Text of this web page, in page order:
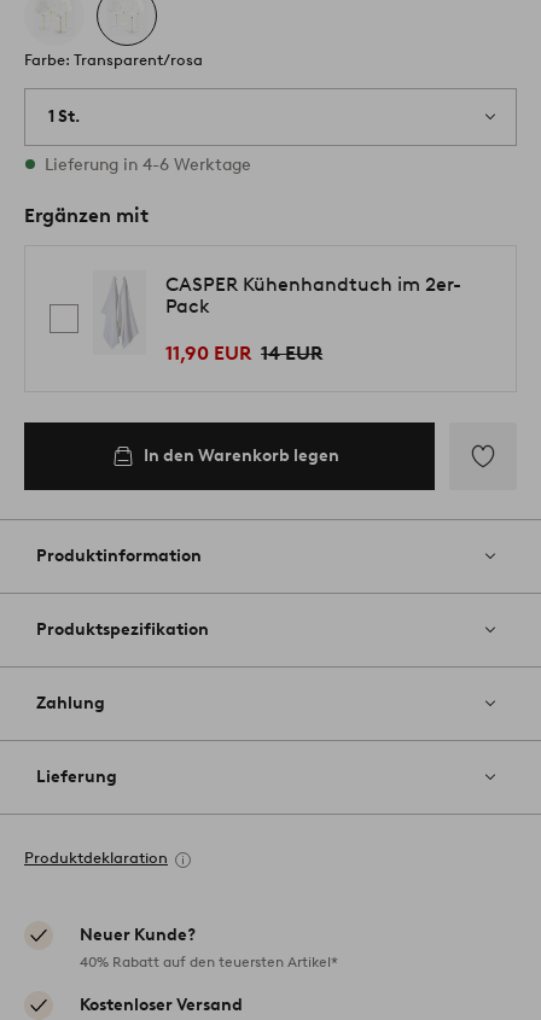
Farbe: Transparent/rosa
1 St.
Vorrätig
Lieferung in 4-6 Werktage
Ergänzen mit
CASPER Kühenhandtuch im 2er-
Pack
11,90 EUR 14 EUR
In den Warenkorb legen
Favoriten
Produktinformation
Produktspezifikation
Zahlung
Lieferung
Produktdeklaration
Neuer Kunde?
40% Rabatt auf den teuersten Artikel*
Kostenloser Versand